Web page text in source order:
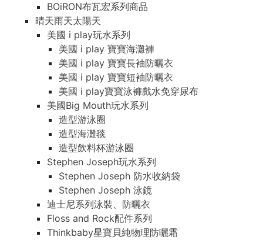
BOiRON布瓦宏系列商品
晴天雨天太陽天
美國 i play玩水系列
美國 i play 寶寶海灘褲
美國 i play 寶寶長袖防曬衣
美國 i play 寶寶短袖防曬衣
美國 i play寶寶泳褲戲水免穿尿布
美國Big Mouth玩水系列
造型游泳圈
造型海灘毯
造型飲料杯游泳圈
Stephen Joseph玩水系列
Stephen Joseph 防水收納袋
Stephen Joseph 泳鏡
迪士尼系列泳裝、防曬衣
Floss and Rock配件系列
Thinkbaby星寶貝純物理防曬霜